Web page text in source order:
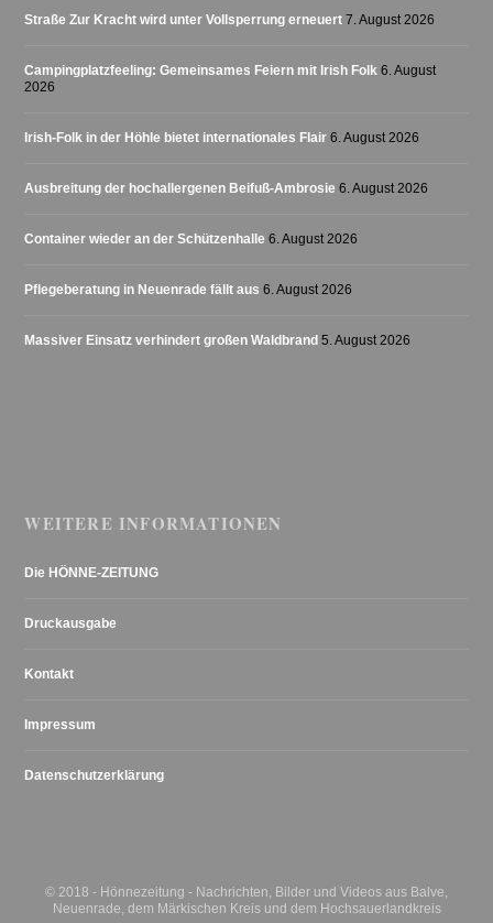
Straße Zur Kracht wird unter Vollsperrung erneuert 7. August 2026
Campingplatzfeeling: Gemeinsames Feiern mit Irish Folk 6. August
2026
Irish-Folk in der Höhle bietet internationales Flair 6. August 2026
Ausbreitung der hochallergenen Beifuß-Ambrosie 6. August 2026
Container wieder an der Schützenhalle 6. August 2026
Pflegeberatung in Neuenrade fällt aus 6. August 2026
Massiver Einsatz verhindert großen Waldbrand 5. August 2026
WEITERE INFORMATIONEN
Die HÖNNE-ZEITUNG
Druckausgabe
Kontakt
Impressum
Datenschutzerklärung
© 2018 - Hönnezeitung - Nachrichten, Bilder und Videos aus Balve,
Neuenrade, dem Märkischen Kreis und dem Hochsauerlandkreis